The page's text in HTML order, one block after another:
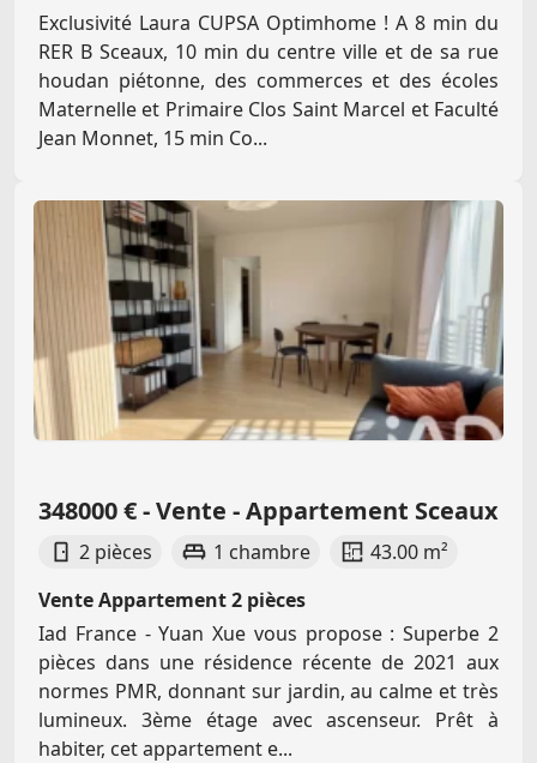
Exclusivité Laura CUPSA Optimhome ! A 8 min du
RER B Sceaux, 10 min du centre ville et de sa rue
houdan piétonne, des commerces et des écoles
Maternelle et Primaire Clos Saint Marcel et Faculté
Jean Monnet, 15 min Co...
348000 € - Vente - Appartement Sceaux
2 pièces 1 chambre
43.00 m²
Vente Appartement 2 pièces
Iad France - Yuan Xue vous propose : Superbe 2
pièces dans une résidence récente de 2021 aux
normes PMR, donnant sur jardin, au calme et très
lumineux. 3ème étage avec ascenseur. Prêt à
habiter, cet appartement e...